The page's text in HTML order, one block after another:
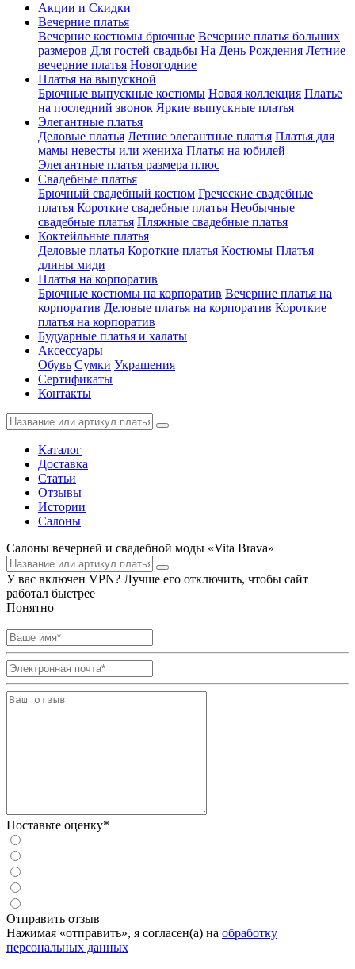
Акции и Скидки
Вечерние платья
Вечерние костюмы брючные Вечерние платья больших
размеров Для гостей свадьбы На День Рождения Летние
вечерние платья Новогодние
Платья на выпускной
Брючные выпускные костюмы Новая коллекция Платье
на последний звонок Яркие выпускные платья
Элегантные платья
Деловые платья Летние элегантные платья Платья для
мамы невесты или жениха Платья на юбилей
Элегантные платья размера плюс
Свадебные платья
Брючный свадебный костюм Греческие свадебные
платья Короткие свадебные платья Необычные
свадебные платья Пляжные свадебные платья
Коктейльные платья
Деловые платья Короткие платья Костюмы Платья
длины миди
Платья на корпоратив
Брючные костюмы на корпоратив Вечерние платья на
корпоратив Деловые платья на корпоратив Короткие
платья на корпоратив
Будуарные платья и халаты
Аксессуары
Обувь Сумки Украшения
Сертификаты
Контакты
Каталог
Доставка
Статьи
Отзывы
Истории
Салоны
Салоны вечерней и свадебной моды «Vita Brava»
У вас включен VPN? Лучше его отключить, чтобы сайт
работал быстрее
Понятно
Поставьте оценку*
Отправить отзыв
Нажимая «отправить», я согласен(а) на обработку
персональных данных